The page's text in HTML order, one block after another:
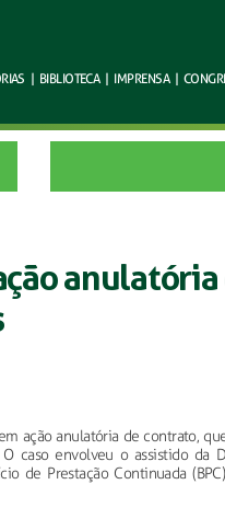
| BIBLIOTECA | IMPRENSA |
anulatória
ação anulatória de contrato,
caso envolveu o assistido da
de Prestação Continuada